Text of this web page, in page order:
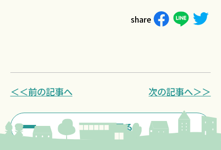
share
＜＜前の記事へ
一覧に戻る
次の記事へ＞＞